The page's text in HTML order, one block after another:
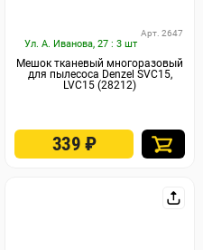
Ул. А. Иванова, 27 : 3 шт
Арт. 2647
Мешок тканевый многоразовый
для пылесоса Denzel SVC15,
LVC15 (28212)
339 ₽